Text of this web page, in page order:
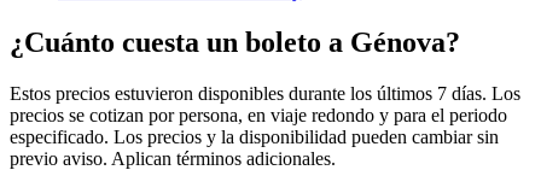
¿Cuánto cuesta un boleto a Génova?
Estos precios estuvieron disponibles durante los últimos 7 días. Los
precios se cotizan por persona, en viaje redondo y para el periodo
especificado. Los precios y la disponibilidad pueden cambiar sin
previo aviso. Aplican términos adicionales.